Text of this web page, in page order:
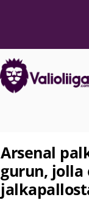
Arsenal
gurun,